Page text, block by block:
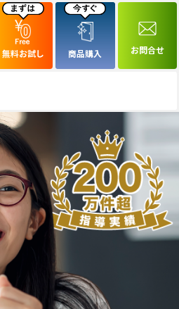
無料お試し 商品購入 お問合せ